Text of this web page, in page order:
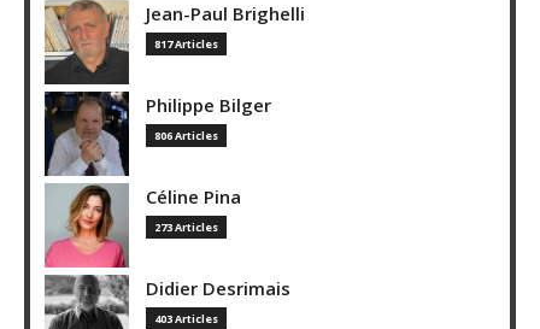
Jean-Paul Brighelli
817 Articles
Philippe Bilger
806 Articles
Céline Pina
273 Articles
Didier Desrimais
403 Articles